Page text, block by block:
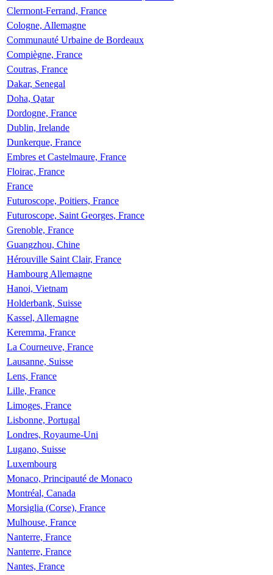
Clermont-Ferrand, France
Cologne, Allemagne
Communauté Urbaine de Bordeaux
Compiègne, France
Coutras, France
Dakar, Senegal
Doha, Qatar
Dordogne, France
Dublin, Irelande
Dunkerque, France
Embres et Castelmaure, France
Floirac, France
France
Futuroscope, Poitiers, France
Futuroscope, Saint Georges, France
Grenoble, France
Guangzhou, Chine
Hérouville Saint Clair, France
Hambourg Allemagne
Hanoi, Vietnam
Holderbank, Suisse
Kassel, Allemagne
Keremma, France
La Courneuve, France
Lausanne, Suisse
Lens, France
Lille, France
Limoges, France
Lisbonne, Portugal
Londres, Royaume-Uni
Lugano, Suisse
Luxembourg
Monaco, Principauté de Monaco
Montréal, Canada
Morsiglia (Corse), France
Mulhouse, France
Nanterre, France
Nanterre, France
Nantes, France